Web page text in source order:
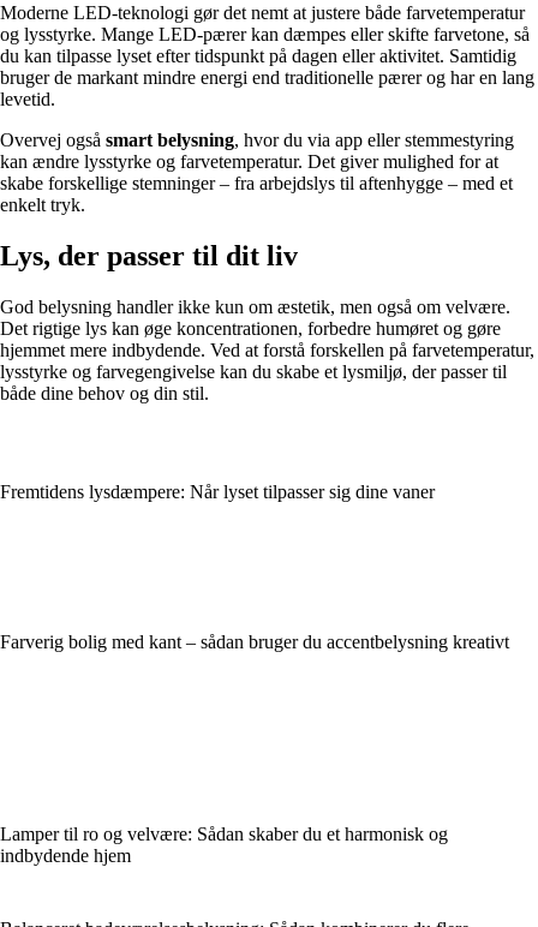
Moderne LED-teknologi gør det nemt at justere både farvetemperatur
og lysstyrke. Mange LED-pærer kan dæmpes eller skifte farvetone, så
du kan tilpasse lyset efter tidspunkt på dagen eller aktivitet. Samtidig
bruger de markant mindre energi end traditionelle pærer og har en lang
levetid.
Overvej også smart belysning, hvor du via app eller stemmestyring
kan ændre lysstyrke og farvetemperatur. Det giver mulighed for at
skabe forskellige stemninger – fra arbejdslys til aftenhygge – med et
enkelt tryk.
Lys, der passer til dit liv
God belysning handler ikke kun om æstetik, men også om velvære.
Det rigtige lys kan øge koncentrationen, forbedre humøret og gøre
hjemmet mere indbydende. Ved at forstå forskellen på farvetemperatur,
lysstyrke og farvegengivelse kan du skabe et lysmiljø, der passer til
både dine behov og din stil.
Fremtidens lysdæmpere: Når lyset tilpasser sig dine vaner
Farverig bolig med kant – sådan bruger du accentbelysning kreativt
Lamper til ro og velvære: Sådan skaber du et harmonisk og
indbydende hjem